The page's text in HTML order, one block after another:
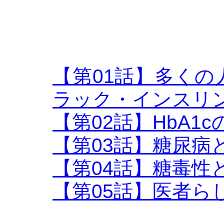
【第01話】多く
ラック・インスリ
【第02話】HbA1c
【第03話】糖尿病
【第04話】糖毒
【第05話】医者